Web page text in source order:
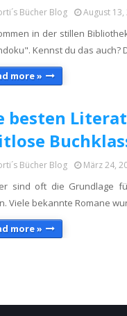
Bücher Blog August 13,
in der stillen
Kennst du das auch?
more »
besten
Bücher Blog März 24,
sind oft die Grundlage
Viele bekannte Romane
more »